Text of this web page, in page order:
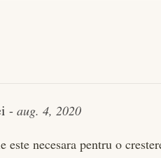
-aug. 4, 2020
este necesara pentru o